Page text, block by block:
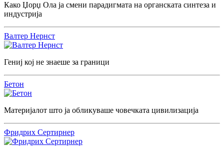
Како Џорџ Ола ја смени парадигмата на органската синтеза и
индустрија
Валтер Нернст
Гениј кој не знаеше за граници
Бетон
Материјалот што ја обликуваше човечката цивилизација
Фридрих Сертирнер